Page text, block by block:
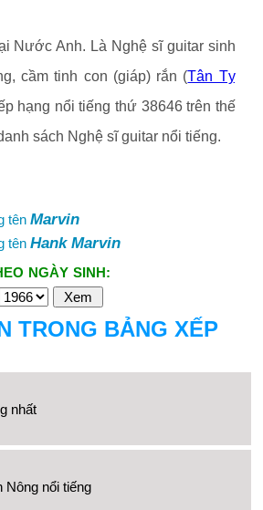
Nước Anh. Là Nghệ sĩ guitar sinh
cầm tinh con (giáp) rắn (Tân Tỵ
hạng nổi tiếng thứ 38646 trên thế
sách Nghệ sĩ guitar nổi tiếng.
tên Marvin
tên Hank Marvin
NGÀY SINH:
TRONG BẢNG XẾP
nhất
Nông nổi tiếng